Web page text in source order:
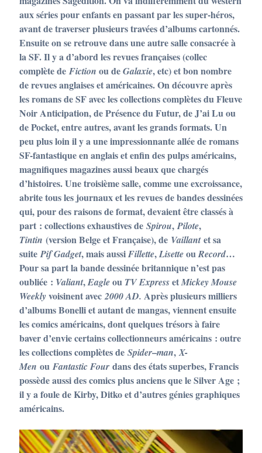
aux séries pour enfants en passant par les super-héros,
avant de traverser plusieurs travées d’albums cartonnés.
Ensuite on se retrouve dans une autre salle consacrée à
la SF. Il y a d’abord les revues françaises (collec
complète de Fiction ou deGalaxie, etc) et bon nombre
de revues anglaises et américaines. On découvre après
les romans de SF avec les collections complètes du Fleuve
Noir Anticipation, de Présence du Futur, de J’ai Lu ou
de Pocket, entre autres, avant les grands formats. Un
peu plus loin il y a une impressionnante allée de romans
SF-fantastique en anglais et enfin des pulps américains,
magnifiques magazines aussi beaux que chargés
d’histoires. Une troisième salle, comme une excroissance,
abrite tous les journaux et les revues de bandes dessinées
qui, pour des raisons de format, devaient être classés à
part : collections exhaustives de Spirou,Pilote,
Tintin (version Belge et Française), de Vaillantet sa
suitePif Gadget, mais aussiFillette,LisetteouRecord…
Pour sa part la bande dessinée britannique n’est pas
oubliée : Valiant,Eagleou TV ExpressetMickey Mouse
Weeklyvoisinent avec2000 AD. Après plusieurs milliers
d’albums Bonelli et autant de mangas, viennent ensuite
les comics américains, dont quelques trésors à faire
baver d’envie certains collectionneurs américains : outre
les collections complètes de Spider–man,X-
Men ou Fantastic Fourdans des états superbes, Francis
possède aussi des comics plus anciens que le Silver Age ;
il y a foule de Kirby, Ditko et d’autres génies graphiques
américains.